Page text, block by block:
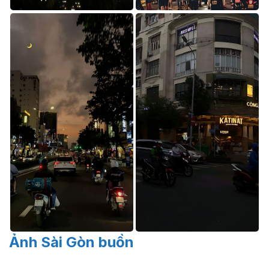
Ảnh Sài Gòn buồn